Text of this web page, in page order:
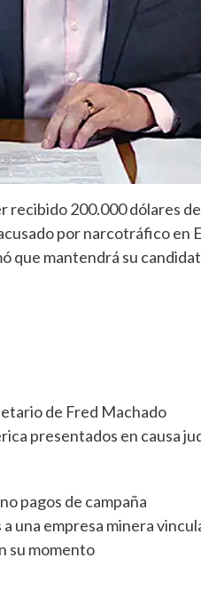
recibido 200.000 dólares
por narcotráfico en
que mantendrá su
de Fred Machado
presentados en causa
pagos de campaña
una empresa minera
su momento